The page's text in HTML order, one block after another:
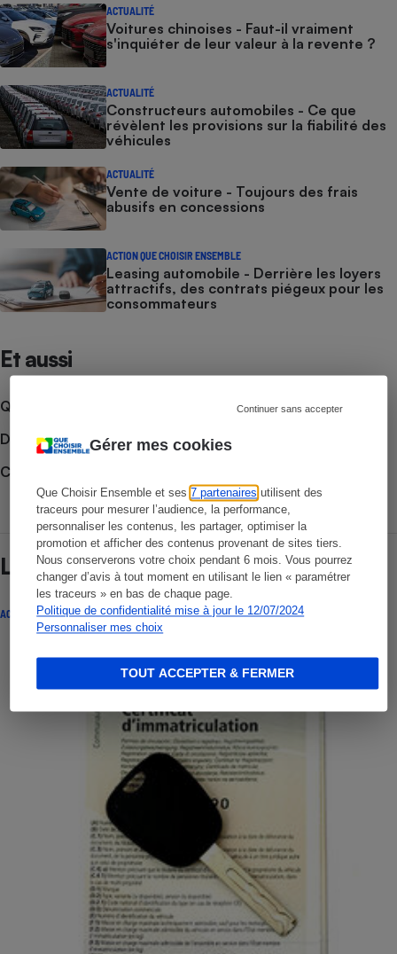
Gérer mes cookies
Que Choisir Ensemble et ses7 partenaires utilisent des
traceurs pour mesurer l’audience, la performance,
personnaliser les contenus, les partager, optimiser la
promotion et afficher des contenus provenant de sites tiers.
Nous conserverons votre choix pendant 6 mois. Vous pourrez
changer d’avis à tout moment en utilisant le lien « paramétrer
les traceurs » en bas de chaque page.
Politique de confidentialité mise à jour le 12/07/2024
Personnaliser mes choix
Continuer sans accepter
TOUT ACCEPTER & FERMER
ACTUALITÉ
Voitures chinoises - Faut-il vraiment
s'inquiéter de leur valeur à la revente ?
ACTUALITÉ
Constructeurs automobiles - Ce que
révèlent les provisions sur la fiabilité des
véhicules
ACTUALITÉ
Vente de voiture - Toujours des frais
abusifs en concessions
ACTION QUE CHOISIR ENSEMBLE
Leasing automobile - Derrière les loyers
attractifs, des contrats piégeux pour les
consommateurs
Et aussi
Que faire en cas de litige ?
Découvrir le forum
Consulter nos Actualités
Lire aussi
ACTUALITÉ